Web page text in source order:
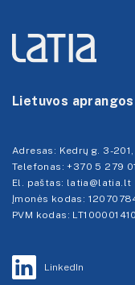
Lietuvos
Adresas: Kedrų g. 3-
Telefonas: +370 5 279
El. paštas: latia@latia.lt
Įmonės kodas:
PVM kodas:
LinkedIn